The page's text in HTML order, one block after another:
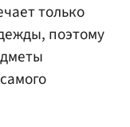
только
поэтому